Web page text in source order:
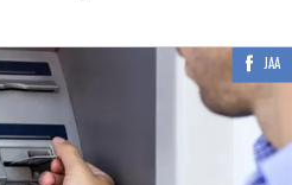
JAA